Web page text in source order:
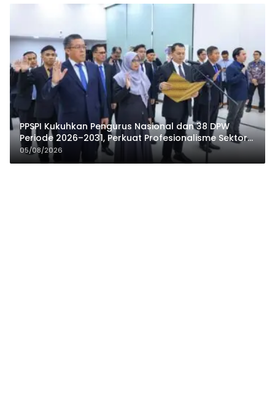
PPSPI Kukuhkan Pengurus Nasional dan 38 DPW
Periode 2026–2031, Perkuat Profesionalisme Sektor
Publik
05/08/2026